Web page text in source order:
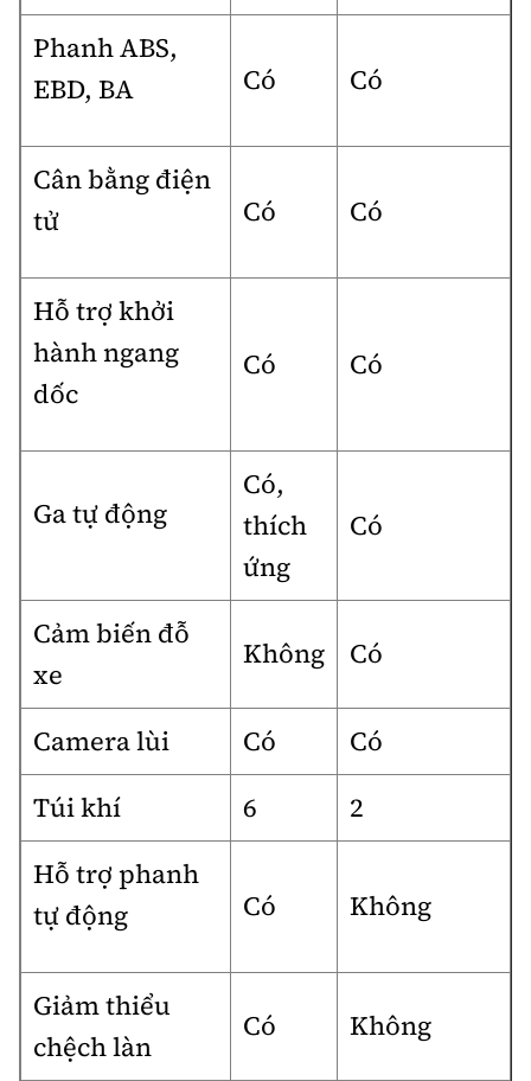
Phanh ABS,
EBD, BA
Có Có
Cân bằng điện
tử
Có Có
Hỗ trợ khởi
hành ngang
dốc
Có Có
Ga tự động
Có,
thích
ứng
Có
Cảm biến đỗ
xe
Không Có
Camera lùi Có
Có
Túi khí
6
2
Hỗ trợ phanh
tự động
Có Không
Giảm thiểu
chệch làn
Có Không